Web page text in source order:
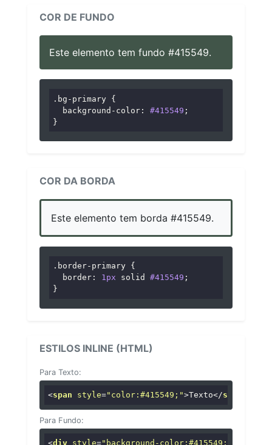
COR DE FUNDO
Este elemento tem fundo #415549.
.bg-primary {
background-color : #415549 ;
}
COR DA BORDA
Este elemento tem borda #415549.
.border-primary {
border : 1px solid #415549 ;
}
ESTILOS INLINE (HTML)
Para Texto:
<span style="color:#415549;">Texto</span
Para Fundo:
<div style="background-color:#415549;"